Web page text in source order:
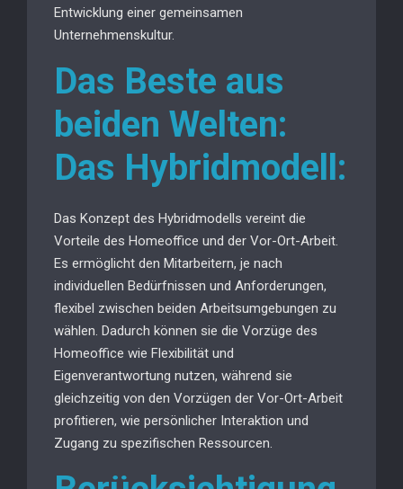
Entwicklung einer gemeinsamen
Unternehmenskultur.
Das Beste aus
beiden Welten:
Das Hybridmodell:
Das Konzept des Hybridmodells vereint die
Vorteile des Homeoffice und der Vor-Ort-Arbeit.
Es ermöglicht den Mitarbeitern, je nach
individuellen Bedürfnissen und Anforderungen,
flexibel zwischen beiden Arbeitsumgebungen zu
wählen. Dadurch können sie die Vorzüge des
Homeoffice wie Flexibilität und
Eigenverantwortung nutzen, während sie
gleichzeitig von den Vorzügen der Vor-Ort-Arbeit
profitieren, wie persönlicher Interaktion und
Zugang zu spezifischen Ressourcen.